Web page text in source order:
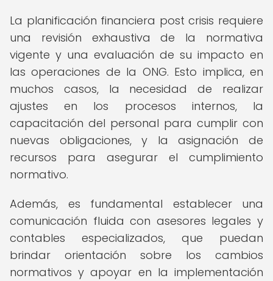
La planificación financiera post crisis requiere
una revisión exhaustiva de la normativa
vigente y una evaluación de su impacto en
las operaciones de la ONG. Esto implica, en
muchos casos, la necesidad de realizar
ajustes en los procesos internos, la
capacitación del personal para cumplir con
nuevas obligaciones, y la asignación de
recursos para asegurar el cumplimiento
normativo.
Además, es fundamental establecer una
comunicación fluida con asesores legales y
contables especializados, que puedan
brindar orientación sobre los cambios
normativos y apoyar en la implementación